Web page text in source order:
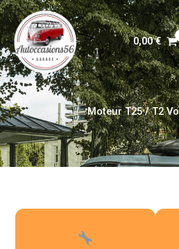
Aller
au
contenu
0,00€
Moteur T25 / T2